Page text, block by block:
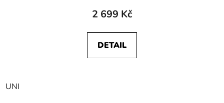
2 699 Kč
DETAIL
UNI